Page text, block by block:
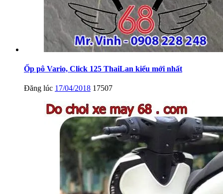
Ốp pô Vario, Click 125 ThaiLan kiểu mới nhất
Đăng lúc 17/04/2018 17507